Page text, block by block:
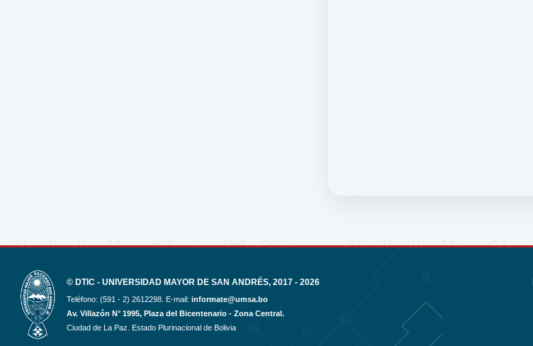
© DTIC - UNIVERSIDAD MAYOR DE SAN ANDRÉS, 2017 - 2026
Teléfono: (591 - 2) 2612298. E-mail: informate@umsa.bo
Av. Villazón N° 1995, Plaza del Bicentenario - Zona Central.
Ciudad de La Paz. Estado Plurinacional de Bolivia